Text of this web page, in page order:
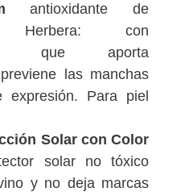
antioxidante de
Herbera: con
que aporta
las manchas
expresión. Para piel
Solar con Color
solar no tóxico
y no deja marcas